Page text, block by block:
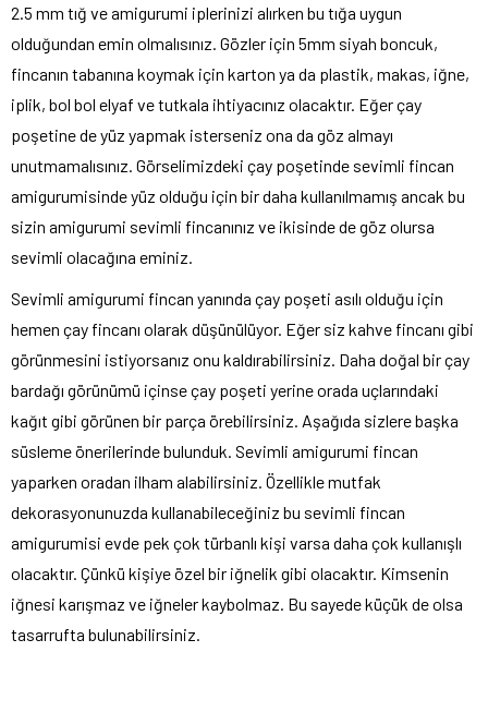
2.5 mm tığ ve amigurumi iplerinizi alırken bu tığa uygun
olduğundan emin olmalısınız. Gözler için 5mm siyah boncuk,
fincanın tabanına koymak için karton ya da plastik, makas, iğne,
iplik, bol bol elyaf ve tutkala ihtiyacınız olacaktır. Eğer çay
poşetine de yüz yapmak isterseniz ona da göz almayı
unutmamalısınız. Görselimizdeki çay poşetinde sevimli fincan
amigurumisinde yüz olduğu için bir daha kullanılmamış ancak bu
sizin amigurumi sevimli fincanınız ve ikisinde de göz olursa
sevimli olacağına eminiz.
Sevimli amigurumi fincan yanında çay poşeti asılı olduğu için
hemen çay fincanı olarak düşünülüyor. Eğer siz kahve fincanı gibi
görünmesini istiyorsanız onu kaldırabilirsiniz. Daha doğal bir çay
bardağı görünümü içinse çay poşeti yerine orada uçlarındaki
kağıt gibi görünen bir parça örebilirsiniz. Aşağıda sizlere başka
süsleme önerilerinde bulunduk. Sevimli amigurumi fincan
yaparken oradan ilham alabilirsiniz. Özellikle mutfak
dekorasyonunuzda kullanabileceğiniz bu sevimli fincan
amigurumisi evde pek çok türbanlı kişi varsa daha çok kullanışlı
olacaktır. Çünkü kişiye özel bir iğnelik gibi olacaktır. Kimsenin
iğnesi karışmaz ve iğneler kaybolmaz. Bu sayede küçük de olsa
tasarrufta bulunabilirsiniz.